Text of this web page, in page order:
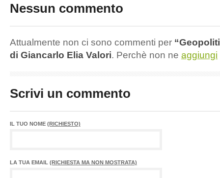
Nessun commento
Attualmente non ci sono commenti per
di Giancarlo Elia Valori. Perchè non ne aggiungi
Scrivi un commento
IL TUO NOME (RICHIESTO)
LA TUA EMAIL (RICHIESTA MA NON MOSTRATA)